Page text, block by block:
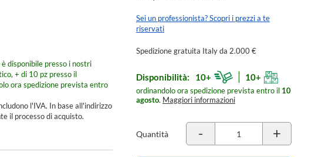
disponibile presso i nostri
+ di 10 pz presso il
ora spedizione prevista entro
l'IVA. In base all'indirizzo
il processo di acquisto.
Sei un professionista? Scopri i prezzi a te
riservati
Spedizione gratuita Italy da 2.000 €
Disponibilità: 10+ 10+
ordinandolo ora spedizione prevista entro il 10
agosto. Maggiori informazioni
Quantità - +